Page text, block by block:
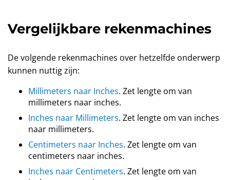
Vergelijkbare rekenmachines
De volgende rekenmachines over hetzelfde onderwerp
kunnen nuttig zijn:
Millimeters naar Inches. Zet lengte om van
millimeters naar inches.
Inches naar Millimeters. Zet lengte om van inches
naar millimeters.
Centimeters naar Inches. Zet lengte om van
centimeters naar inches.
Inches naar Centimeters. Zet lengte om van